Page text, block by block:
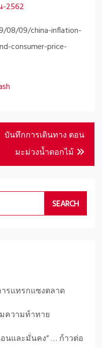
2562
08/09/china-inflation-
consumer-price-
บันทึกการเดินทาง ตอน
มะม่วงน้ำดอกไม้
รแทรกแซงตลาด
ความท้าทาย
อนและมั่นคง” … ก้าวต่อ